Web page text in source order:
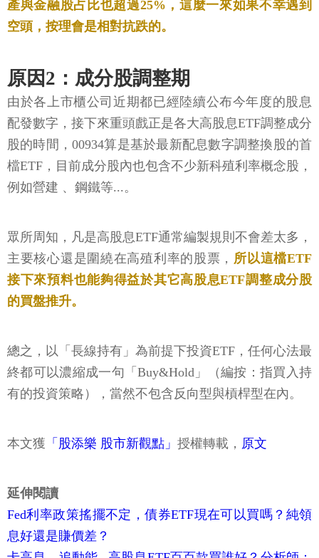
產與金融股占比也超過25%，這麼一來如果不幸遇到
空頭，按理會是相對抗跌的。
原因2：成分股調整期
由於各上市櫃公司近期都已經陸續公布今年度的股息
配發數字，接下來重頭戲正是各大高股息ETF調整成分
股的時間，00934算是基於最新配息數字調整換股的首
檔ETF，目前成分股內也包含不少新科殖利率概念股，
例如營建 、鋼鐵等...。
眾所周知，凡是高股息ETF通常編製規則不會差太多，
主要核心還是圍繞在高殖利率的股票， 所以這檔ETF
接下來預料也能夠得益於其它高股息ETF調整成分股
的買盤推升。
總之，以「長線持有」為前提下投資ETF，任何心法最
終都可以濃縮成一句「Buy&Hold」（編按：指買入持
有的投資策略），當然不包含反向型與槓桿型在內。
本文獲 「股添樂 股市新觀點」 授權轉載， 原文
延伸閱讀
Fed利率政策搖擺不定，債券ETF現在可以買嗎？純領
息好還是賺價差？